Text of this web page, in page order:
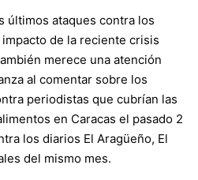
últimos ataques contra los
de la reciente crisis
merece una atención
al comentar sobre los
periodistas que cubrían las
en Caracas el pasado 2
los diarios El Aragüeño, El
del mismo mes.